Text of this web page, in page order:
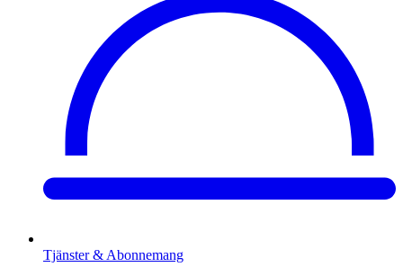
Tjänster & Abonnemang